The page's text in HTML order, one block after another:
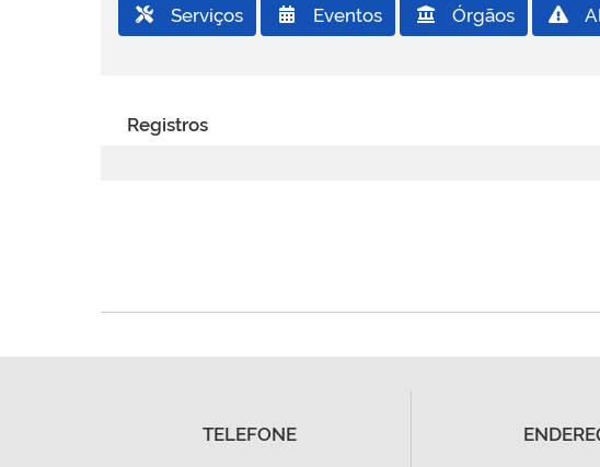
Serviços Eventos Órgãos
Registros
TELEFONE